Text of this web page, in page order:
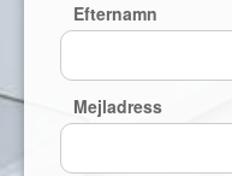
Efternamn
Mejladress